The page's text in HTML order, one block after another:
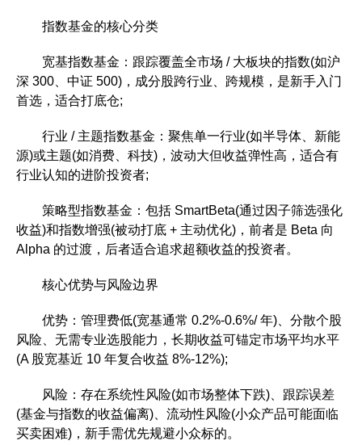
指数基金的核心分类
宽基指数基金：跟踪覆盖全市场 / 大板块的指数(如沪
深 300、中证 500)，成分股跨行业、跨规模，是新手入门
首选，适合打底仓;
行业 / 主题指数基金：聚焦单一行业(如半导体、新能
源)或主题(如消费、科技)，波动大但收益弹性高，适合有
行业认知的进阶投资者;
策略型指数基金：包括 SmartBeta(通过因子筛选强化
收益)和指数增强(被动打底 + 主动优化)，前者是 Beta 向
Alpha 的过渡，后者适合追求超额收益的投资者。
核心优势与风险边界
优势：管理费低(宽基通常 0.2%-0.6%/ 年)、分散个股
风险、无需专业选股能力，长期收益可锚定市场平均水平
(A 股宽基近 10 年复合收益 8%-12%);
风险：存在系统性风险(如市场整体下跌)、跟踪误差
(基金与指数的收益偏离)、流动性风险(小众产品可能面临
买卖困难)，新手需优先规避小众标的。